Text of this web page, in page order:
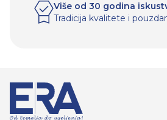
Više od 30 godina
Tradicija kvalitete i